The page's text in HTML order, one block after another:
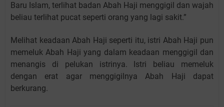
Baru Islam, terlihat badan Abah Haji menggigil dan wajah
beliau terlihat pucat seperti orang yang lagi sakit.”
Melihat keadaan Abah Haji seperti itu, istri Abah Haji pun
memeluk Abah Haji yang dalam keadaan menggigil dan
menangis di pelukan istrinya. Istri beliau memeluk
dengan erat agar menggigilnya Abah Haji dapat
berkurang.